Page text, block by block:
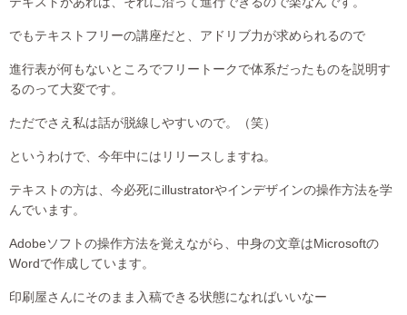
でもテキストフリーの講座だと、アドリブ力が求められるので
進行表が何もないところでフリートークで体系だったものを説明す
るのって大変です。
ただでさえ私は話が脱線しやすいので。（笑）
というわけで、今年中にはリリースしますね。
テキストの方は、今必死にillustratorやインデザインの操作方法を学
んでいます。
Adobeソフトの操作方法を覚えながら、中身の文章はMicrosoftの
Wordで作成しています。
印刷屋さんにそのまま入稿できる状態になればいいなー